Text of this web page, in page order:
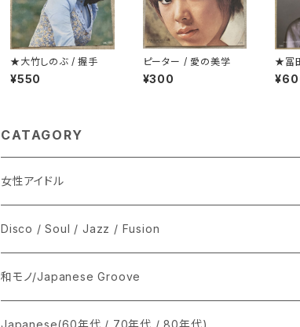
★大竹しのぶ / 握手
¥550
ピーター / 愛の美学
¥300
★冨
CATAGORY
女性アイドル
シングル盤
あ行
か行
LP
CD
Disco / Soul / Jazz / Fusion
シングル盤
A
12インチ・シングル
和モノ/Japanese Groove
シングル盤